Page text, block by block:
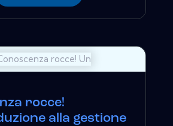
rocce!
alla gestione